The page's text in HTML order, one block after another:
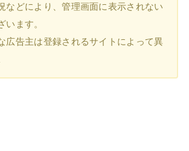
などにより、管理画面に表示されない
います。
広告主は登録されるサイトによって異